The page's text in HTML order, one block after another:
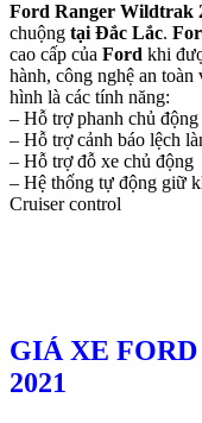
Ford Ranger Wildtrak
chuộng tại Đắc Lắc.
cao cấp của Ford khi
hành, công nghệ an
hình là các tính năng:
– Hỗ trợ phanh chủ động
– Hỗ trợ cảnh báo lệch
– Hỗ trợ đỗ xe chủ động
– Hệ thống tự động giữ
Cruiser control
GIÁ XE
2021